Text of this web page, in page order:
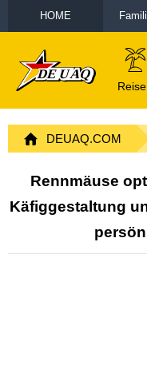
HOME
DEUAQ.COM
Rennmäuse
Käfiggestaltung